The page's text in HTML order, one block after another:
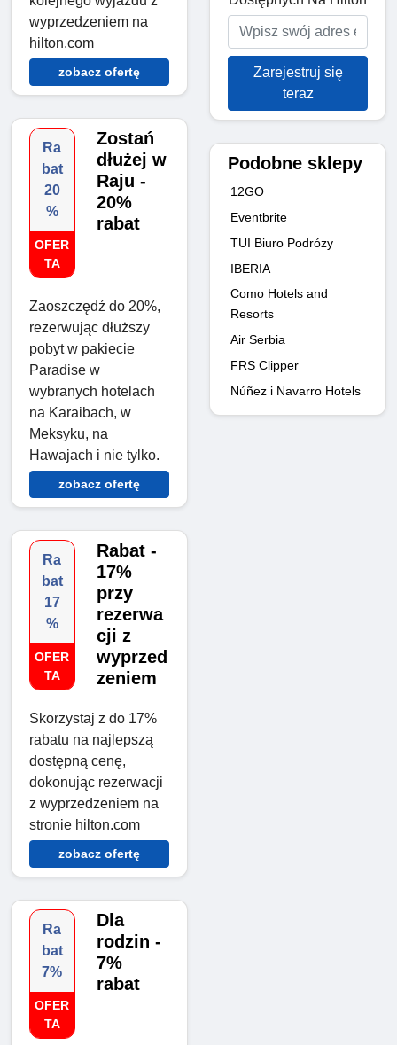
wyprzedzeniem na
hilton.com
zobacz ofertę
Ra
bat
20
%
OFER
TA
Zostań
dłużej w
Raju -
20%
rabat
Zaoszczędź do 20%,
rezerwując dłuższy
pobyt w pakiecie
Paradise w
wybranych hotelach
na Karaibach, w
Meksyku, na
Hawajach i nie tylko.
zobacz ofertę
Ra
bat
17
%
OFER
TA
Rabat -
17%
przy
rezerwa
cji z
wyprzed
zeniem
Skorzystaj z do 17%
rabatu na najlepszą
dostępną cenę,
dokonując rezerwacji
z wyprzedzeniem na
stronie hilton.com
zobacz ofertę
Ra
bat
7%
OFER
TA
Dla
rodzin -
7%
rabat
Zarejestruj się
teraz
Podobne sklepy
12GO
Eventbrite
TUI Biuro Podrózy
IBERIA
Como Hotels and
Resorts
Air Serbia
FRS Clipper
Núñez i Navarro Hotels